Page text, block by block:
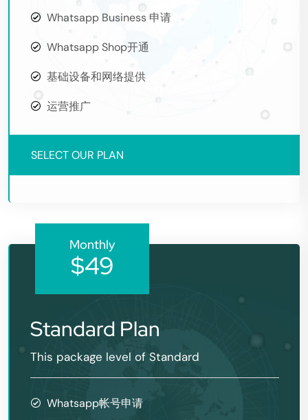
Whatsapp Business 申请
Whatsapp Shop开通
基础设备和网络提供
运营推广
SELECT OUR PLAN
Monthly
$49
Standard Plan
This package level of Standard
Whatsapp帐号申请